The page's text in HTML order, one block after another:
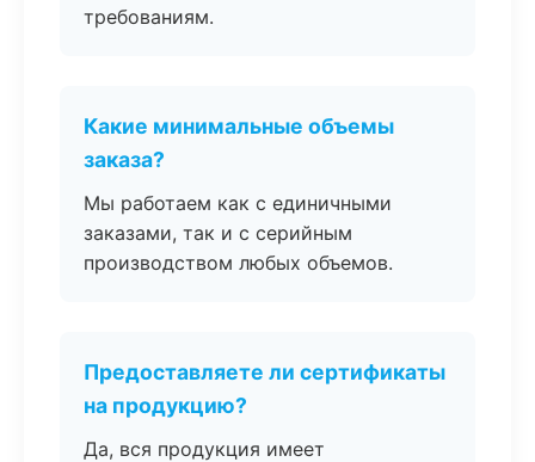
требованиям.
Какие минимальные объемы
заказа?
Мы работаем как с единичными
заказами, так и с серийным
производством любых объемов.
Предоставляете ли сертификаты
на продукцию?
Да, вся продукция имеет